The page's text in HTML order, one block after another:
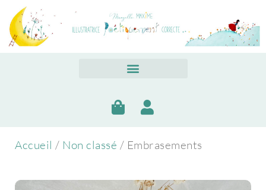
Accueil / Non classé / Embrasements